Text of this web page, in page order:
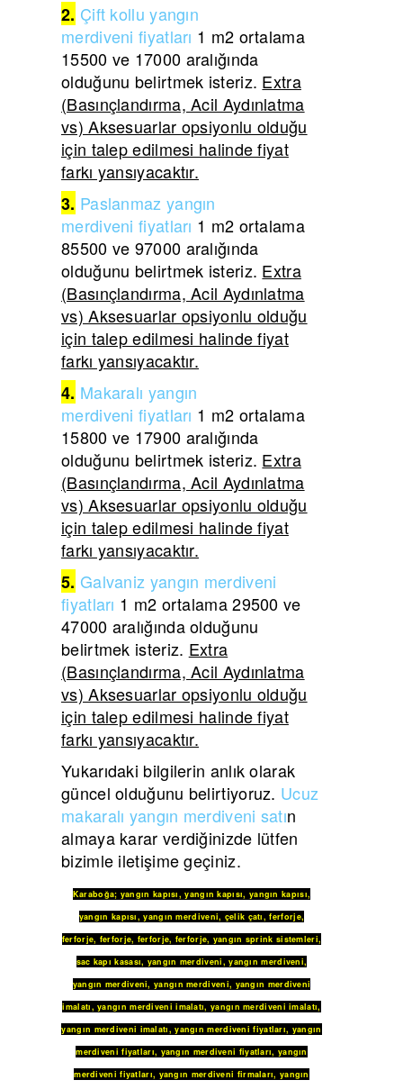
2. Çift kollu yangın
merdivenifiyatları 1 m2 ortalama
15500 ve 17000 aralığında
olduğunu belirtmek isteriz. Extra
(Basınçlandırma, Acil Aydınlatma
vs) Aksesuarlar opsiyonlu olduğu
için talep edilmesi halinde fiyat
farkı yansıyacaktır.
3. Paslanmaz yangın
merdivenifiyatları 1 m2 ortalama
85500 ve 97000 aralığında
olduğunu belirtmek isteriz. Extra
(Basınçlandırma, Acil Aydınlatma
vs) Aksesuarlar opsiyonlu olduğu
için talep edilmesi halinde fiyat
farkı yansıyacaktır.
4. Makaralı yangın
merdivenifiyatları 1 m2 ortalama
15800 ve 17900 aralığında
olduğunu belirtmek isteriz. Extra
(Basınçlandırma, Acil Aydınlatma
vs) Aksesuarlar opsiyonlu olduğu
için talep edilmesi halinde fiyat
farkı yansıyacaktır.
5. Galvaniz yangın merdiveni
fiyatları 1 m2 ortalama 29500 ve
47000 aralığında olduğunu
belirtmek isteriz. Extra
(Basınçlandırma, Acil Aydınlatma
vs) Aksesuarlar opsiyonlu olduğu
için talep edilmesi halinde fiyat
farkı yansıyacaktır.
Yukarıdaki bilgilerin anlık olarak
güncel olduğunu belirtiyoruz. Ucuz
makaralı yangın merdiveni satın
almaya karar verdiğinizde lütfen
bizimle iletişime geçiniz.
Karaboğa; yangın kapısı,yangın kapısı, yangın kapısı,
yangın kapısı,yangın merdiveni, çelik çatı,ferforje,
ferforje, ferforje, ferforje, ferforje, yangın sprink sistemleri,
sac kapı kasası, yangın merdiveni,yangın merdiveni,
yangın merdiveni,yangın merdiveni, yangın merdiveni
imalatı,yangın merdiveni imalatı, yangın merdiveni imalatı,
yangın merdiveni imalatı,yangın merdiveni fiyatları, yangın
merdiveni fiyatları, yangın merdiveni fiyatları, yangın
merdiveni fiyatları, yangın merdiveni firmaları, yangın